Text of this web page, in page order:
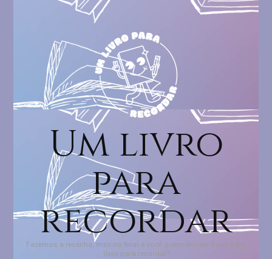
Um livro
para
recordar
Fazemos a resenha, mas no final é você quem decide: Esse é um
livro para recordar?